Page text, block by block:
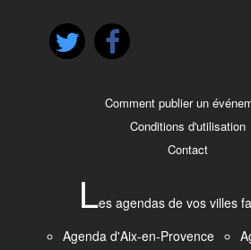
Comment publier un
Conditions d'utilisation
Contact
Les agendas de vos villes
Agenda d'Aix-en-Provence